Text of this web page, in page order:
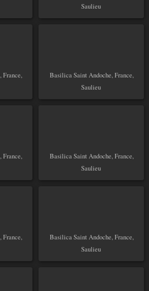
Saulieu
France,
Basilica Saint Andoche, France,
Saulieu
France,
Basilica Saint Andoche, France,
Saulieu
France,
Basilica Saint Andoche, France,
Saulieu